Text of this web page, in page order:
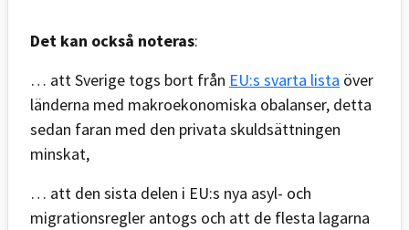
Det kan också noteras:
… att Sverige togs bort från EU:s svarta lista över
länderna med makroekonomiska obalanser, detta
sedan faran med den privata skuldsättningen
minskat,
… att den sista delen i EU:s nya asyl- och
migrationsregler antogs och att de flesta lagarna